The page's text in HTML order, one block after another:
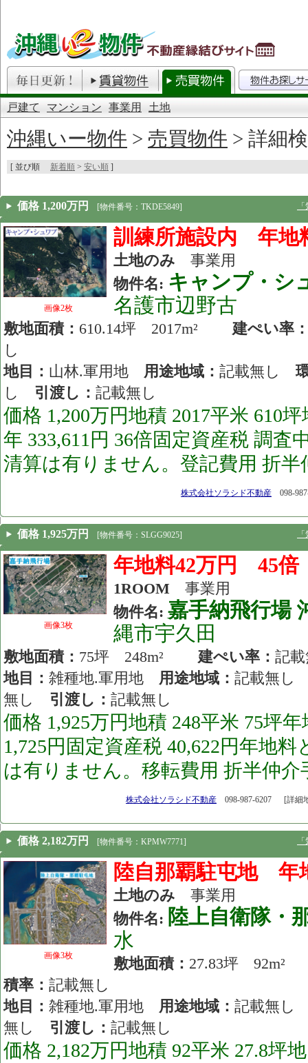
戸建て マンション 事業用 土地
沖縄いー物件 > 売買物件 > 詳細
[ 並び順 新着順 > 安い順 ]
価格 1,200万円 [物件番号：TKDE5849]
画像2枚
訓練所施設内 年地
土地のみ 事業用
物件名: キャンプ・シ
名護市辺野古
敷地面積： 610.14坪 2017m² 建ぺい率
し
地目： 山林.軍用地 用途地域： 記載無し
し 引渡し： 記載無し
価格 1,200万円地積 2017平米 610
年 333,611円 36倍固定資産税 調査
清算は有りません。登記費用 折半
株式会社ソラシド不動産 098-
価格 1,925万円 [物件番号：SLGG9025]
画像3枚
年地料42万円 45
1ROOM 事業用
物件名: 嘉手納飛行場
縄市宇久田
敷地面積： 75坪 248m² 建ぺい率： 記
地目： 雑種地.軍用地 用途地域： 記載無
無し 引渡し： 記載無し
価格 1,925万円地積 248平米 75坪
1,725円固定資産税 40,622円年地
は有りません。移転費用 折半仲介
株式会社ソラシド不動産 098-987-6207 [詳細
価格 2,182万円 [物件番号：KPMW7771]
画像3枚
陸自那覇駐屯地 年
土地のみ 事業用
物件名: 陸上自衛隊・
水
敷地面積： 27.83坪
積率： 記載無し
地目： 雑種地.軍用地 用途地域： 記載無
無し 引渡し： 記載無し
価格 2,182万円地積 92平米 27.8坪